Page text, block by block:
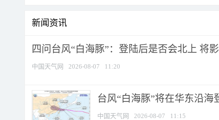
新闻资讯
四问台风“白海豚”：登陆后是否会北上 将
中国天气网 2026-08-07 11:20
台风“白海豚”将在华东沿
中国天气网 2026-08-07 11:15